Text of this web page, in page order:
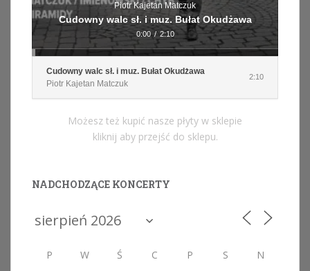
Piotr Kajetan Matczuk
Cudowny walc sł. i muz. Bułat Okudżawa
0:00 / 2:10
Cudowny walc sł. i muz. Bułat Okudżawa
Piotr Kajetan Matczuk
2:10
Możesz też kupić nasze płyty w sklepie
kliknij aby przejść do sklepu.
NADCHODZĄCE KONCERTY
P W Ś C P S N